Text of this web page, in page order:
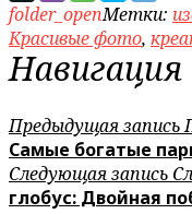
folder_openМетки:
Красивые фото,
Предыдущая запись
Самые богатые
Следующая запись
глобус: Двойная